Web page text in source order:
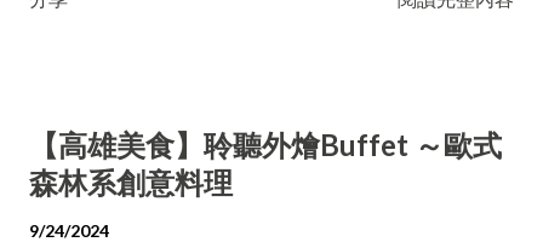
【高雄美食】聆聽外燴Buffet ～歐式
森林系創意料理
9/24/2024